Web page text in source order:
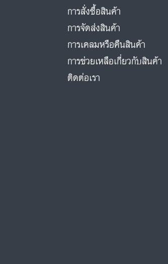
การสั่งซื้อสินค้า
การจัดส่งสินค้า
การเคลมหรือคืนสินค้า
การช่วยเหลือเกี่ยวกับสินค้า
ติดต่อเรา